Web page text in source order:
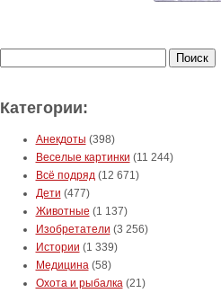
Категории:
Анекдоты (398)
Веселые картинки (11 244)
Всё подряд(12 671)
Дети (477)
Животные (1 137)
Изобретатели (3 256)
Истории (1 339)
Медицина(58)
Охота и рыбалка(21)